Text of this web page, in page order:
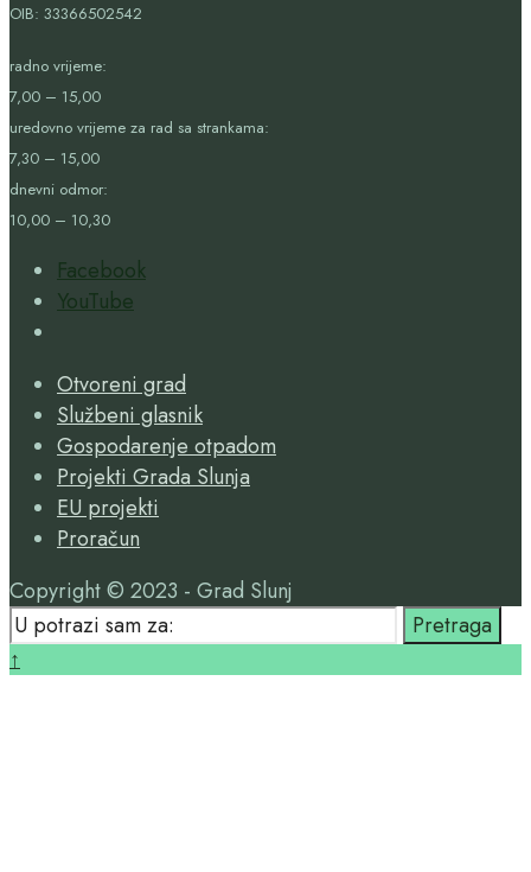
OIB: 33366502542
radno vrijeme:
7,00 – 15,00
uredovno vrijeme za rad sa strankama:
7,30 – 15,00
dnevni odmor:
10,00 – 10,30
Facebook
YouTube
Window
Otvoreni grad
Službeni glasnik
Gospodarenje otpadom
Projekti Grada Slunja
EU projekti
Proračun
Copyright © 2023 - Grad Slunj
Search
for:
Pretraga
Close
↑